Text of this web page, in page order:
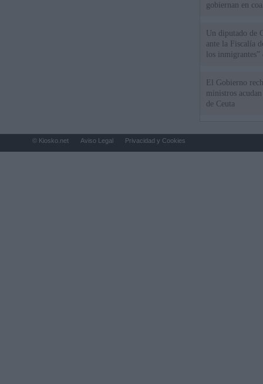
gobiernan en
Un diputado de
ante la Fiscalía
los inmigrantes”
El Gobierno
ministros
de Ceuta
© Kiosko.net Aviso Legal Privacidad y Cookies